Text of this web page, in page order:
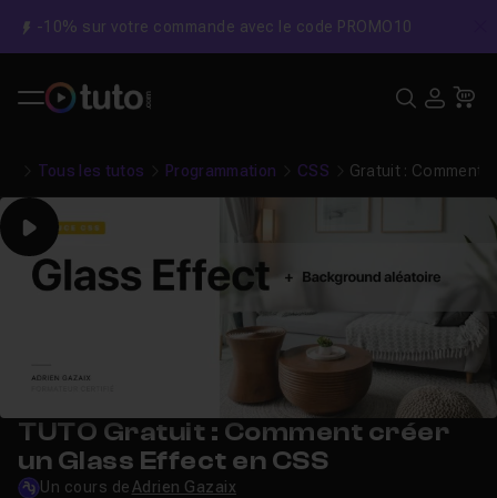
-10% sur votre commande avec le code PROMO10
Tous les tutos Programmation CSS Gratuit : Comment
Play
TUTO Gratuit : Comment créer
un Glass Effect en CSS
Un cours de Adrien Gazaix